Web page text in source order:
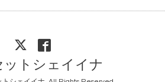
ットシェイイナ